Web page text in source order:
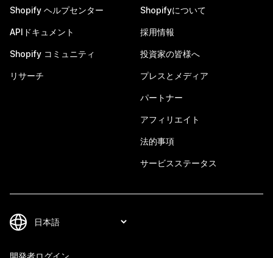
Shopify ヘルプセンター
APIドキュメント
Shopify コミュニティ
リサーチ
Shopifyについて
採用情報
投資家の皆様へ
プレスとメディア
パートナー
アフィリエイト
法的事項
サービスステータス
開発者ログイン